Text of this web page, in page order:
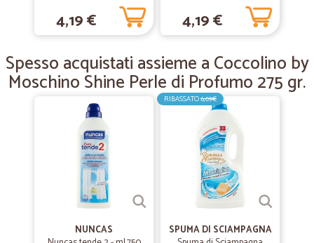
Tutto perfetto EFFICENTISSIMO
04/02/2019
— Giuseppina elena B.
Consegna veloce e massima serietà per…
Consegna veloce e massima serietà per ricevere prodotti
freschissimi. La consiglio vivamente
Orchidea Viola & Mirtilli 28
Lavaggi 645 ml
4,19 €
Sandalo & Caprifoglio 28
Lavaggi 645 ml
4,19 €
Spesso acquistati assieme a Coccolino by
Moschino Shine Perle di Profumo 275 gr.
NUNCAS
RIBASSATO6,09€
SPUMA DI SCIAMPAGNA